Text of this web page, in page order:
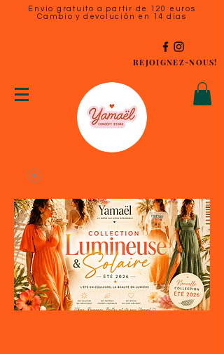
Envío gratuito a partir de 120 euros
Cambio y devolución en 14 días
REJOIGNEZ-NOUS!